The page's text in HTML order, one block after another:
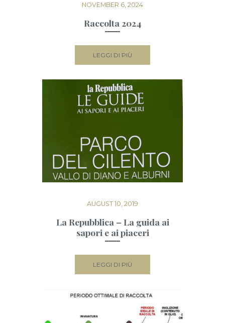
NOVEMBER 6, 2024
Raccolta 2024
LEGGI DI PIÙ
AUGUST 10, 2019
La Repubblica – La guida ai
sapori e ai piaceri
LEGGI DI PIÙ